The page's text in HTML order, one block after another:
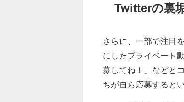
Twitterの裏
さらに、一部で注目
にしたプライベート
募してね！」などと
ちが自ら応募すると